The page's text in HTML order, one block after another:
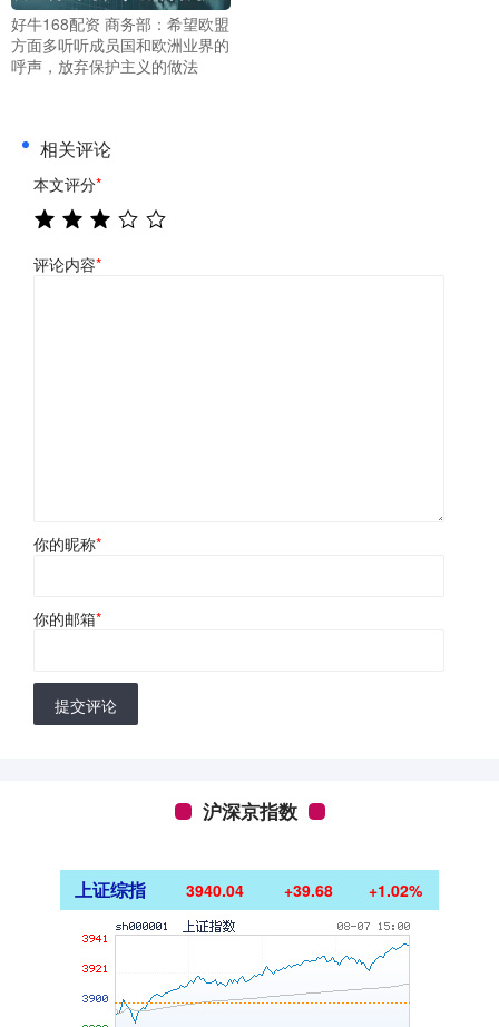
好牛168配资 商务部：希望欧盟
方面多听听成员国和欧洲业界的
呼声，放弃保护主义的做法
相关评论
本文评分*
评论内容*
你的昵称*
你的邮箱*
提交评论
沪深京指数
上证综指 3940.04 +39.68 +1.02%